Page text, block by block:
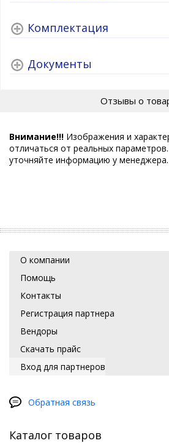
Комплектация
Документы
Отзывы о
Внимание!!! Изображения и
отличаться от реальных
уточняйте информацию у менеджера.
О компании
Помощь
Контакты
Регистрация партнера
Вендоры
Скачать прайс
Вход для партнеров
Обратная связь
Каталог товаров